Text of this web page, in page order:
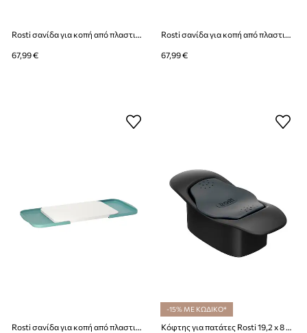
67,99 € 67,99 €
Rosti σανίδα για κοπή από πλαστικό 39,5 x 26,8 cm
-15% ΜΕ ΚΩΔΙΚΟ*
Κόφτης για πατάτες Rosti 19,2 x 8 x. 5,5 cm